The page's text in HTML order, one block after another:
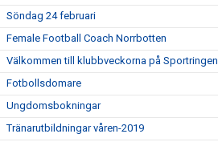
Söndag 24 februari
Female Football Coach Norrbotten
Välkommen till klubbveckorna på Sportringen
Fotbollsdomare
Ungdomsbokningar
Tränarutbildningar våren-2019